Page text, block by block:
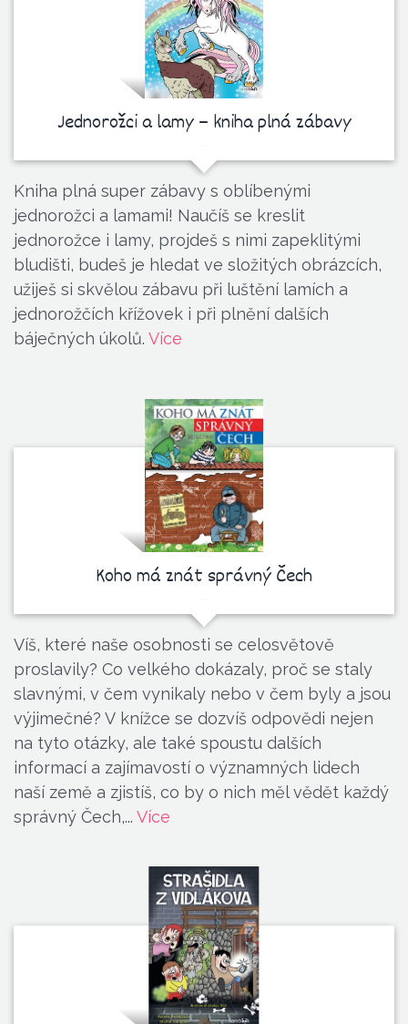
Jednorožci a lamy – kniha plná zábavy
Kniha plná super zábavy s oblíbenými
jednorožci a lamami! Naučíš se kreslit
jednorožce i lamy, projdeš s nimi zapeklitými
bludišti, budeš je hledat ve složitých obrázcích,
užiješ si skvělou zábavu při luštění lamích a
jednorožčích křížovek i při plnění dalších
báječných úkolů. Více
Koho má znát správný Čech
Víš, které naše osobnosti se celosvětově
proslavily? Co velkého dokázaly, proč se staly
slavnými, v čem vynikaly nebo v čem byly a jsou
výjimečné? V knížce se dozvíš odpovědi nejen
na tyto otázky, ale také spoustu dalších
informací a zajímavostí o významných lidech
naší země a zjistíš, co by o nich měl vědět každý
správný Čech,... Více